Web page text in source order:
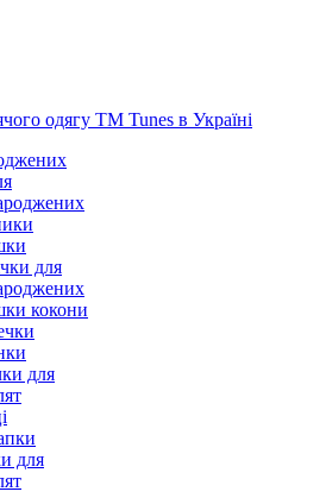
для
кокони
для
для